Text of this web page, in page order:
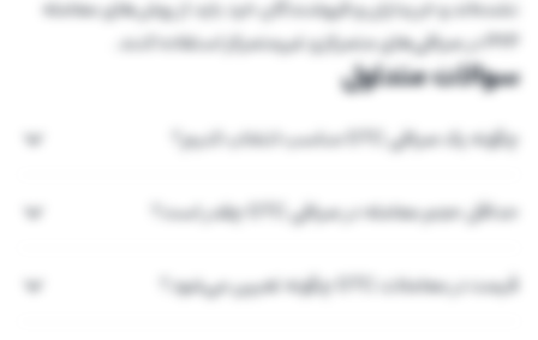
نشده‌اند و خریداران و فروشندگان خرد باید از روش‌های معامله
P2P در صرافی‌های متمرکز و غیرمتمرکز استفاده کنند.
سوالات متداول
چگونه یک صرافی OTC مناسب انتخاب کنیم؟
حداقل حجم معامله در صرافی OTC چقدر است؟
قیمت در معاملات OTC چگونه تعیین می‌شود؟